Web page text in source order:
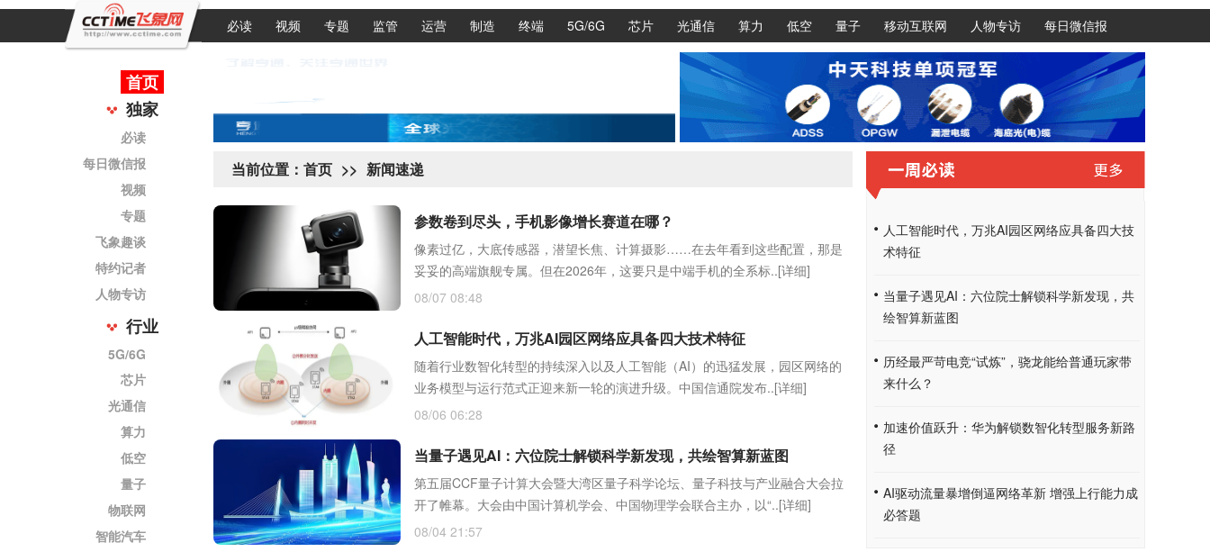
必读 视频 专题 监管 运营 制造 终端 5G/6G 芯片 光通信 算力 低空 量子 移动互联网 人物专访 每日微信报
首页
独家
必读
每日微信报
视频
专题
飞象趣谈
特约记者
人物专访
行业
5G/6G
芯片
光通信
算力
低空
量子
物联网
智能汽车
当前位置： 首页 >> 新闻速递
参数卷到尽头，手机影像增长赛道在哪？
像素过亿，大底传感器，潜望长焦、计算摄影……在去年看到这些配置，那是
妥妥的高端旗舰专属。但在2026年，这要只是中端手机的全系标..[详细]
08/07 08:48
人工智能时代，万兆AI园区网络应具备四大技术特征
随着行业数智化转型的持续深入以及人工智能（AI）的迅猛发展，园区网络的
业务模型与运行范式正迎来新一轮的演进升级。中国信通院发布..[详细]
08/06 06:28
当量子遇见AI：六位院士解锁科学新发现，共绘智算新蓝图
第五届CCF量子计算大会暨大湾区量子科学论坛、量子科技与产业融合大会拉
开了帷幕。大会由中国计算机学会、中国物理学会联合主办，以“..[详细]
08/04 21:57
人工智能时代，万兆AI园区网络应具备四大技
术特征
当量子遇见AI：六位院士解锁科学新发现，共
绘智算新蓝图
历经最严苛电竞“试炼”，骁龙能给普通玩家带
来什么？
加速价值跃升：华为解锁数智化转型服务新路
径
AI驱动流量暴增倒逼网络革新 增强上行能力成
必答题